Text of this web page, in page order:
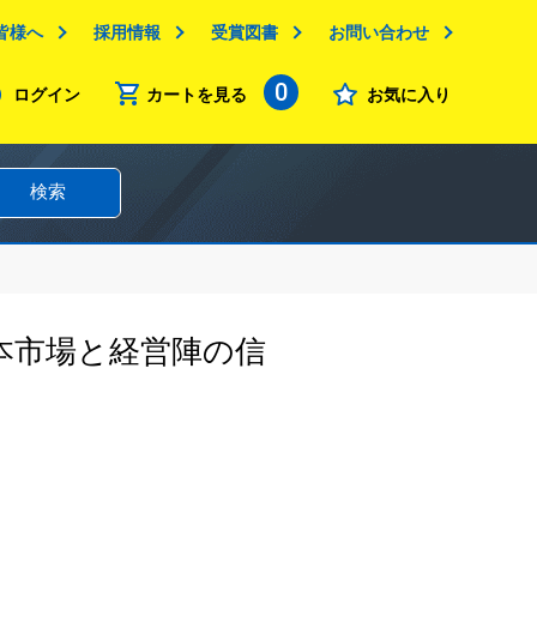
様へ 採用情報 受賞図書 お問い合わせ
ログイン カートを見る 0 お気に入り
検索
場と経営陣の信